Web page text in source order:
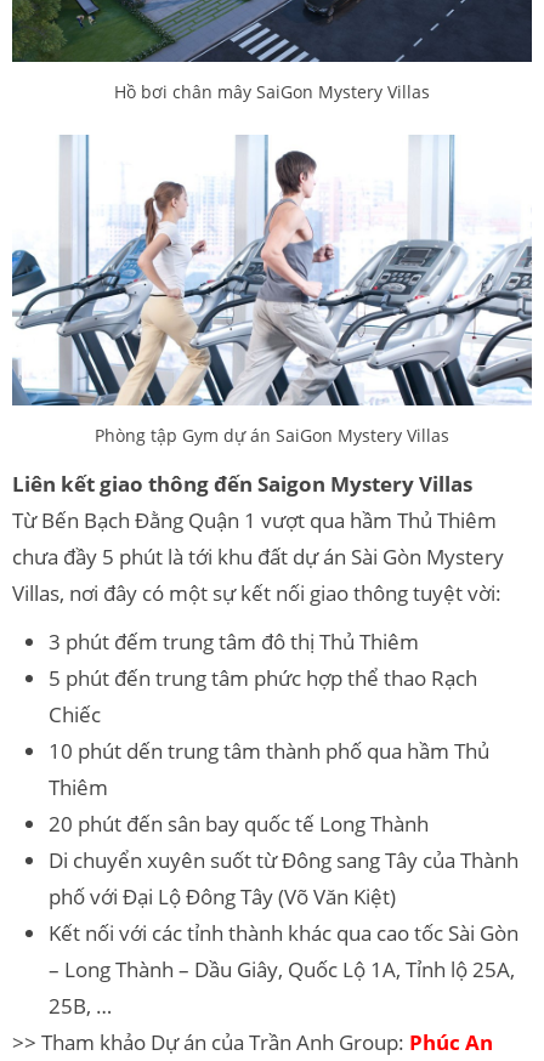
Hồ bơi chân mây SaiGon Mystery Villas
Phòng tập Gym dự án SaiGon Mystery Villas
Liên kết giao thông đến Saigon Mystery Villas
Từ Bến Bạch Đằng Quận 1 vượt qua hầm Thủ Thiêm
chưa đầy 5 phút là tới khu đất dự án Sài Gòn Mystery
Villas, nơi đây có một sự kết nối giao thông tuyệt vời:
3 phút đếm trung tâm đô thị Thủ Thiêm
5 phút đến trung tâm phức hợp thể thao Rạch
Chiếc
10 phút dến trung tâm thành phố qua hầm Thủ
Thiêm
20 phút đến sân bay quốc tế Long Thành
Di chuyển xuyên suốt từ Đông sang Tây của Thành
phố với Đại Lộ Đông Tây (Võ Văn Kiệt)
Kết nối với các tỉnh thành khác qua cao tốc Sài Gòn
– Long Thành – Dầu Giây, Quốc Lộ 1A, Tỉnh lộ 25A,
25B, …
>> Tham khảo Dự án của Trần Anh Group: Phúc An